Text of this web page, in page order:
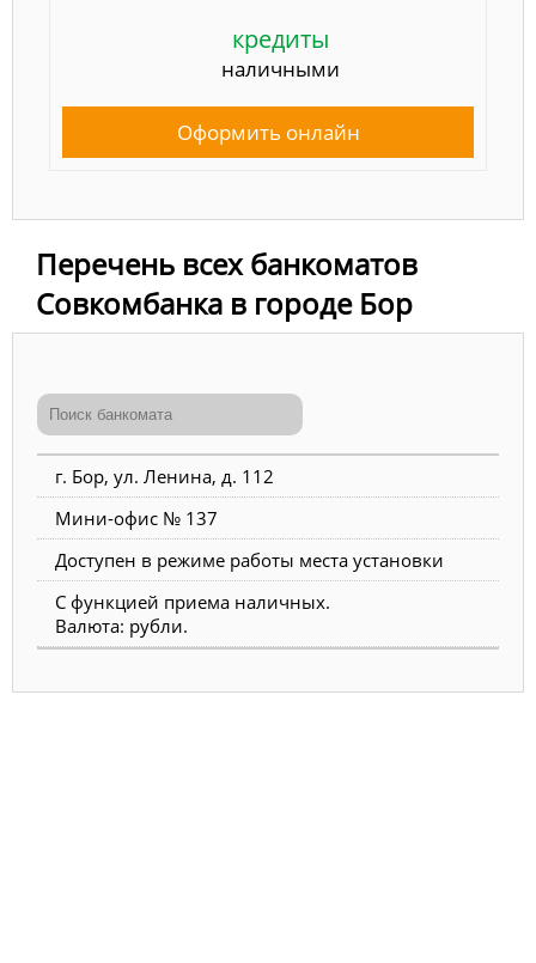
кредиты
наличными
Оформить онлайн
Перечень всех банкоматов
Совкомбанка в городе Бор
г. Бор, ул. Ленина, д. 112
Мини-офис № 137
Доступен в режиме работы места установки
С функцией приема наличных.
Валюта: рубли.